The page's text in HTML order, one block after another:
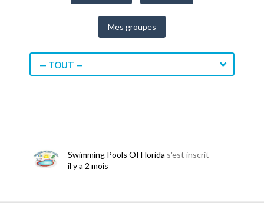
Mes groupes
— TOUT —
Swimming Pools Of Florida s'est inscrit
il y a 2 mois